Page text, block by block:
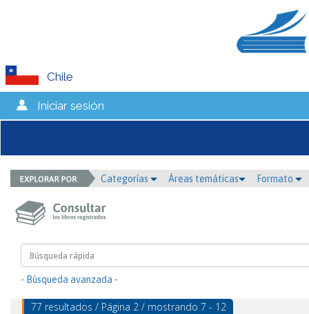
Chile
Iniciar sesión
Categorías Áreas temáticas Formato
- Búsqueda avanzada -
77 resultados / Página 2 / mostrando 7 - 12